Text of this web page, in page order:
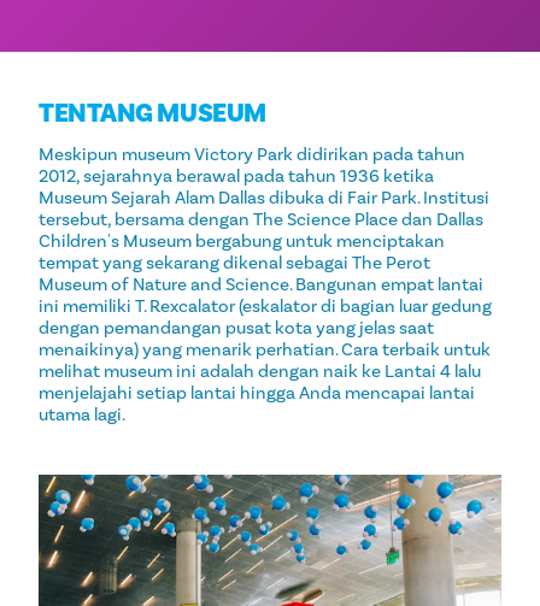
TENTANG MUSEUM
Meskipun museum Victory Park didirikan pada tahun
2012, sejarahnya berawal pada tahun 1936 ketika
Museum Sejarah Alam Dallas dibuka di Fair Park. Institusi
tersebut, bersama dengan The Science Place dan Dallas
Children's Museum bergabung untuk menciptakan
tempat yang sekarang dikenal sebagai The Perot
Museum of Nature and Science. Bangunan empat lantai
ini memiliki T. Rexcalator (eskalator di bagian luar gedung
dengan pemandangan pusat kota yang jelas saat
menaikinya) yang menarik perhatian. Cara terbaik untuk
melihat museum ini adalah dengan naik ke Lantai 4 lalu
menjelajahi setiap lantai hingga Anda mencapai lantai
utama lagi.